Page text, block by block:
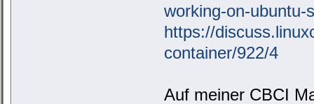
working-on-ubuntu-
https://
container/922/4
Auf meiner CBCI